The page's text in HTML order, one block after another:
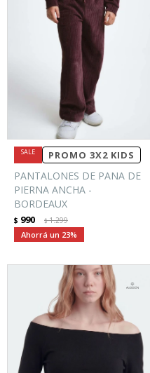
PROMO 3X2 KIDS
PANTALONES DE PANA DE
PIERNA ANCHA -
BORDEAUX
$ 990 $1.299
23